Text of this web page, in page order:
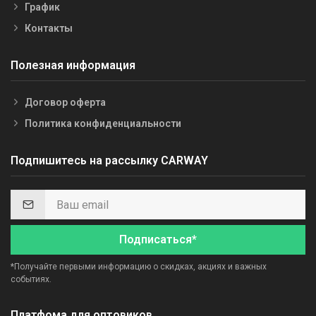
График
Контакты
Полезная информация
Договор оферта
Политика конфиденциальности
Подпишитесь на рассылку CARWAY
Подписаться*
*Получайте первыми информацию о скидках, акциях и важных
событиях.